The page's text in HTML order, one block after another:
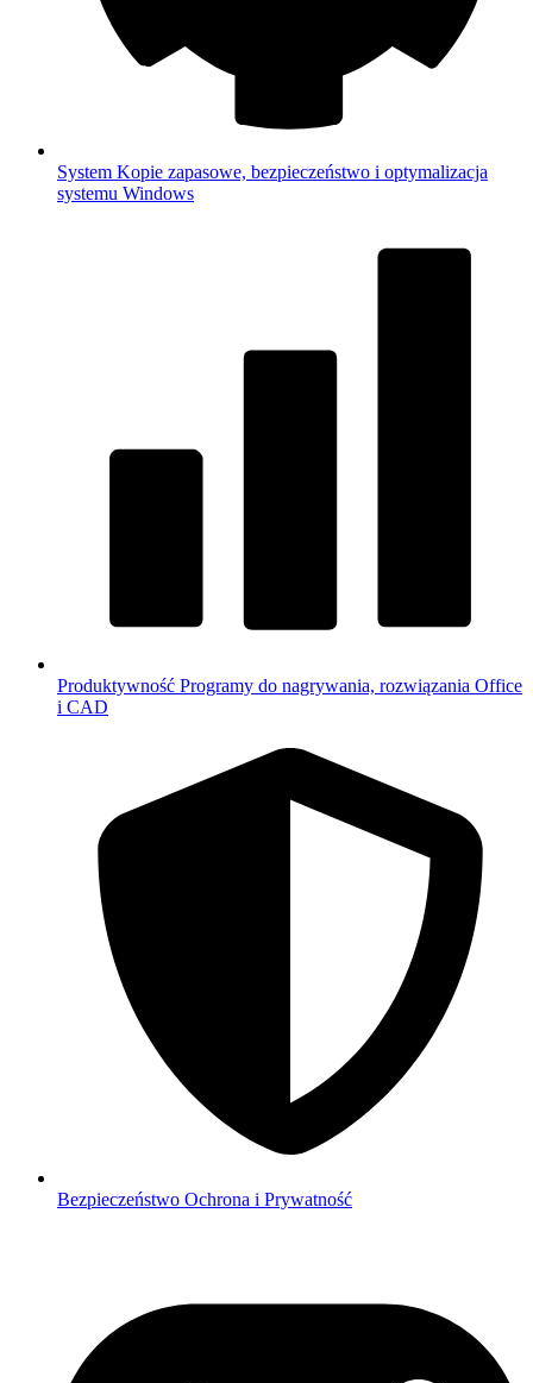
System Kopie zapasowe, bezpieczeństwo i optymalizacja
systemu Windows
Produktywność Programy do nagrywania, rozwiązania Office
i CAD
Bezpieczeństwo Ochrona i Prywatność